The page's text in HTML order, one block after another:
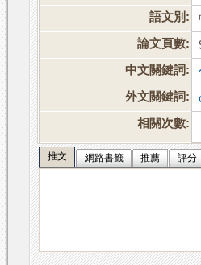
語文別:
論文頁數:
中文關鍵詞:
外文關鍵詞:
相關次數:
推文 網路書籤 推薦 評分